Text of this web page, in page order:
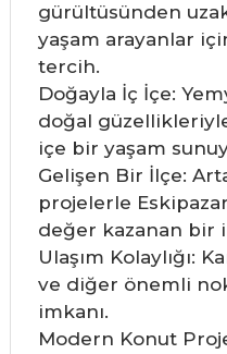
gürültüsünden
yaşam arayanlar
tercih.
Doğayla İç İçe:
doğal
içe bir yaşam
Gelişen Bir İlçe:
projelerle
değer kazanan bir
Ulaşım Kolaylığı:
ve diğer önemli
imkanı.
Modern Konut